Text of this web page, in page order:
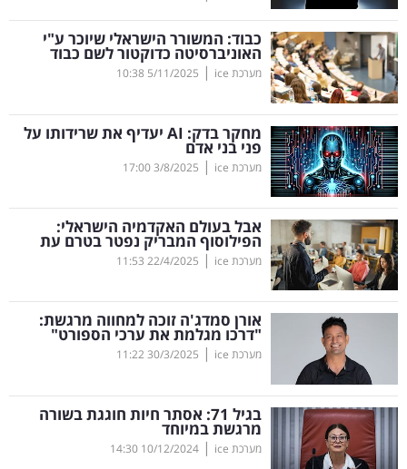
קריפטו
ויראלי
טלוויזיה
עסקי
ספורט
קריירה
ולימודים
מינויים
רייטינג
רכב
בריאות
כבוד: המשורר הישראלי שיוכר ע"י
האוניברסיטה כדוקטור לשם כבוד
מערכת ice |
5/11/2025
10:38
מחקר בדק: AI יעדיף את שרידותו על
פני בני אדם
מערכת ice |
3/8/2025
17:00
אבל בעולם האקדמיה הישראלי:
הפילוסוף המבריק נפטר בטרם עת
מערכת ice |
22/4/2025
11:53
אורן סמדג'ה זוכה למחווה מרגשת:
"דרכו מגלמת את ערכי הספורט"
מערכת ice |
30/3/2025
11:22
בגיל 71: אסתר חיות חוגגת בשורה
מרגשת במיוחד
מערכת ice |
10/12/2024
14:30